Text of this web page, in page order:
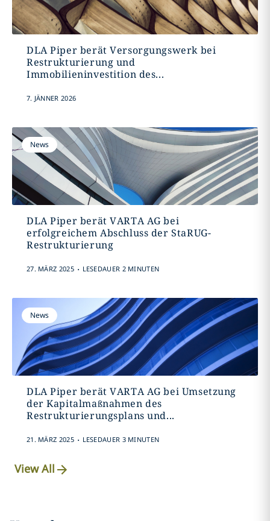
DLA Piper berät Versorgungswerk bei
Restrukturierung und
Immobilieninvestition des...
7. JÄNNER 2026
News
DLA Piper berät VARTA AG bei
erfolgreichem Abschluss der StaRUG-
Restrukturierung
27. MÄRZ 2025 . LESEDAUER 2 MINUTEN
News
DLA Piper berät VARTA AG bei Umsetzung
der Kapitalmaßnahmen des
Restrukturierungsplans und...
21. MÄRZ 2025 . LESEDAUER 3 MINUTEN
View All